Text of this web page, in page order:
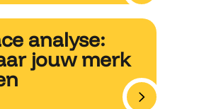
analyse:
jouw merk